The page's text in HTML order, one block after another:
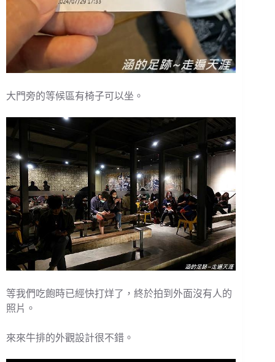
大門旁的等候區有椅子可以坐。
等我們吃飽時已經快打烊了，終於拍到外面沒有人的
照片。
來來牛排的外觀設計很不錯。